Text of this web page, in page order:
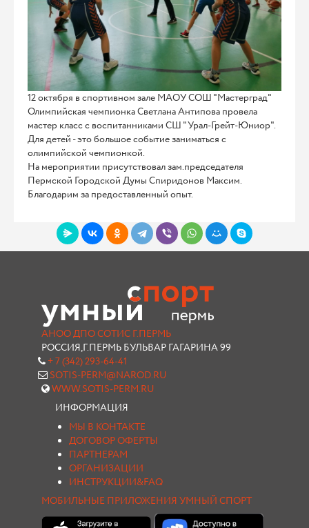
12 октября в спортивном зале МАОУ СОШ "Мастерград"
Олимпийская чемпионка Светлана Антипова провела
мастер класс с воспитанниками СШ "Урал-Грейт-Юниор".
Для детей - это большое событие заниматься с
олимпийской чемпионкой.
На мероприятии присутствовал зам.председателя
Пермской Городской Думы Спиридонов Максим.
Благодарим за предоставленный опыт.
АНОО ДПО СОТИС Г.ПЕРМЬ
РОССИЯ,Г.ПЕРМЬ БУЛЬВАР ГАГАРИНА 99
+ 7 (342) 293-64-41
SOTIS-PERM@NAROD.RU
WWW.SOTIS-PERM.RU
ИНФОРМАЦИЯ
МЫ В КОНТАКТЕ
ДОГОВОР ОФЕРТЫ
ПАРТНЕРАМ
ОРГАНИЗАЦИИ
ИНСТРУКЦИИ&FAQ
МОБИЛЬНЫЕ ПРИЛОЖЕНИЯ УМНЫЙ СПОРТ